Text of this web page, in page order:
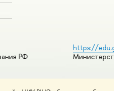
РФ
https://